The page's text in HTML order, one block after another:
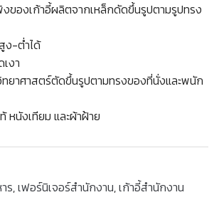
ของเก้าอี้ผลิตจากเหล็กดัดขึ้นรูปตามรูปทรง
ง-ต่ำได้
งา
ยาศาสตร์ตัดขึ้นรูปตามทรงของที่นั่งและพนัก
หนังเทียม และผ้าฝ้าย
ร,เฟอร์นิเจอร์สำนักงาน,เก้าอี้สำนักงาน